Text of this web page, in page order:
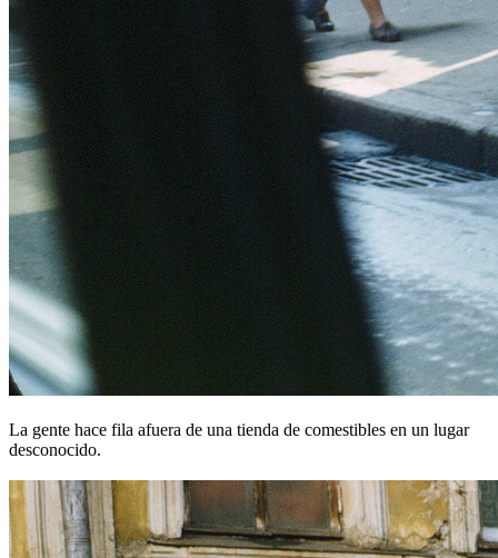
La gente hace fila afuera de una tienda de comestibles en un lugar
desconocido.